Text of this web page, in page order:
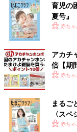
かけますか？」
「顔見知り程度なら
ったかな～と。いつ
「私も半裸なら声か
～』って思うから（
とフォロー」
自分のペースで通っ
いに会ったときど
（文・古川はる香）
育児の
夏号』
いっぱ
赤ち
アカチ
倍【期
赤ち
まるご
〈ス
赤ち